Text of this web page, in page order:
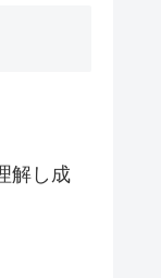
解し成